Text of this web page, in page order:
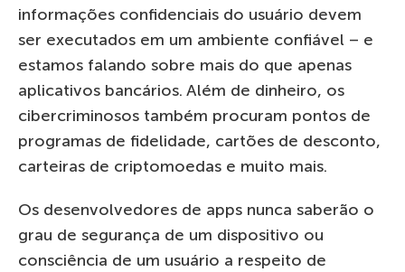
informações confidenciais do usuário devem
ser executados em um ambiente confiável – e
estamos falando sobre mais do que apenas
aplicativos bancários. Além de dinheiro, os
cibercriminosos também procuram pontos de
programas de fidelidade, cartões de desconto,
carteiras de criptomoedas e muito mais.
Os desenvolvedores de apps nunca saberão o
grau de segurança de um dispositivo ou
consciência de um usuário a respeito de